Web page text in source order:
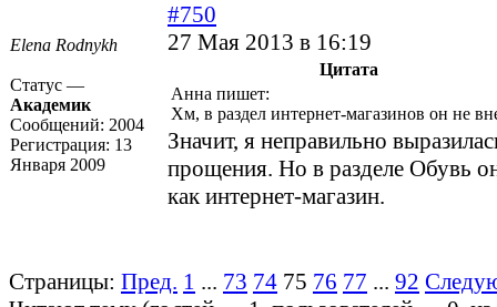
Elena Rodnykh
Статус —
Академик
Сообщений: 2004
Регистрация: 13
Января 2009
#750
27 Мая 2013 в 16:19
Цитата
Анна пишет:
Хм, в раздел интернет-магазинов он не
Значит, я неправильно
прощения. Но в разделе Обувь
как интернет-магазин.
Страницы: Пред. 1 ... 73 74 75 76 77 ... 92